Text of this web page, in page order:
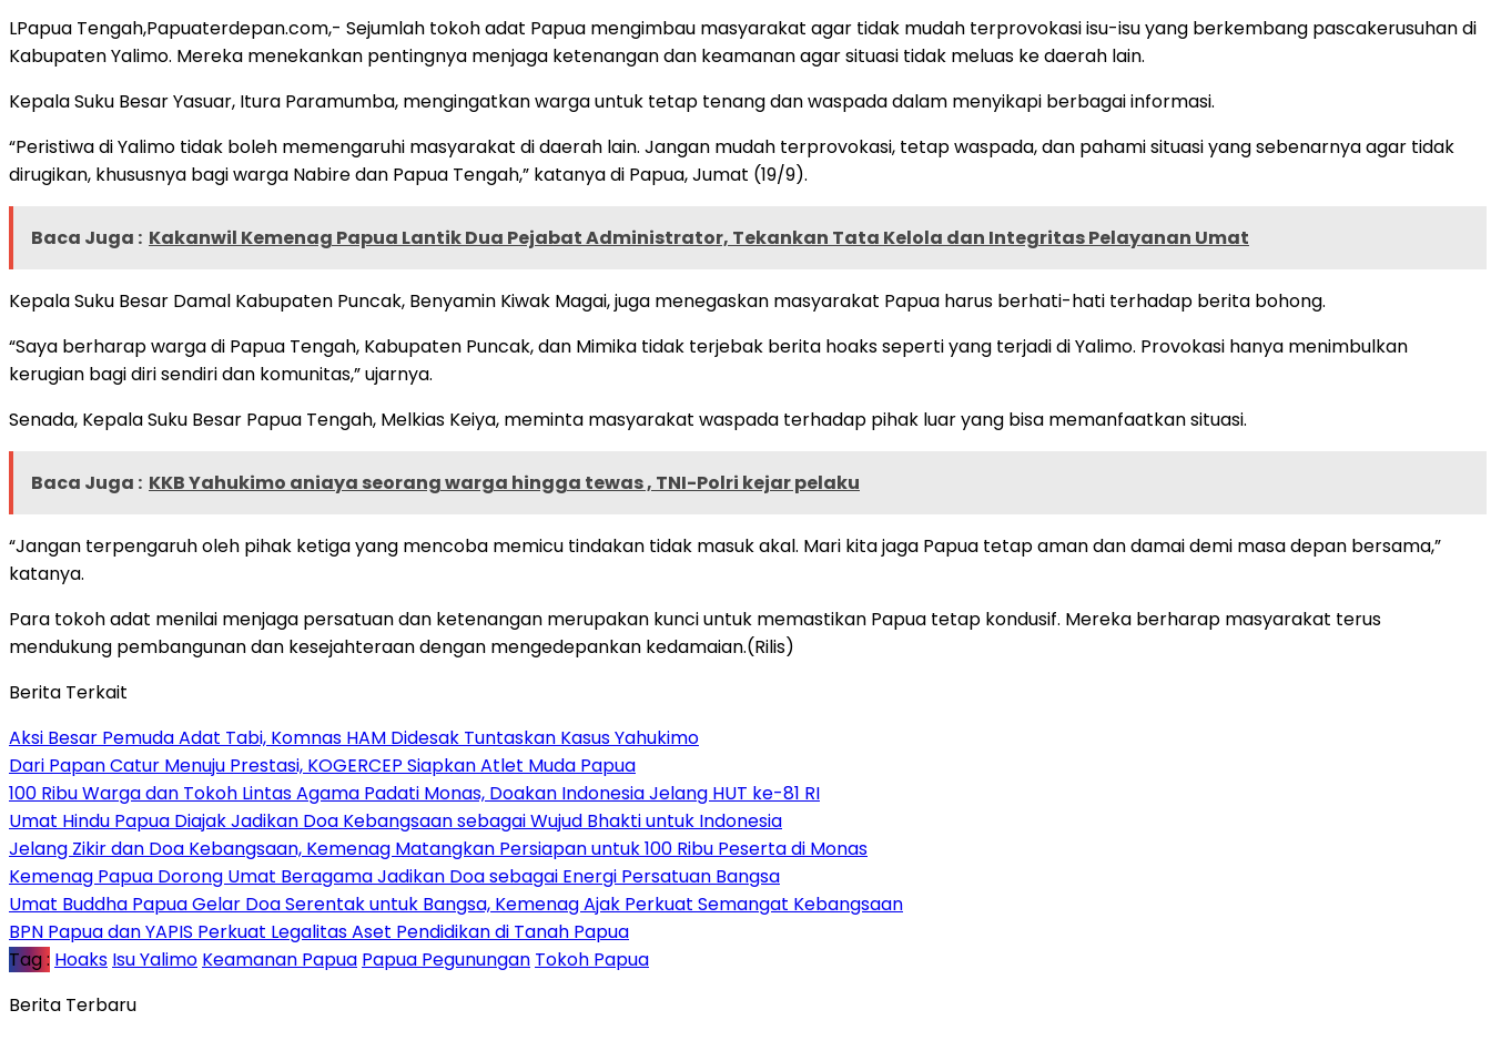
LPapua Tengah,Papuaterdepan.com,- Sejumlah tokoh adat Papua mengimbau masyarakat agar tidak mudah terprovokasi isu-isu yang berkembang pascakerusuhan di
Kabupaten Yalimo. Mereka menekankan pentingnya menjaga ketenangan dan keamanan agar situasi tidak meluas ke daerah lain.
Kepala Suku Besar Yasuar, Itura Paramumba, mengingatkan warga untuk tetap tenang dan waspada dalam menyikapi berbagai informasi.
“Peristiwa di Yalimo tidak boleh memengaruhi masyarakat di daerah lain. Jangan mudah terprovokasi, tetap waspada, dan pahami situasi yang sebenarnya agar tidak
dirugikan, khususnya bagi warga Nabire dan Papua Tengah,” katanya di Papua, Jumat (19/9).
Baca Juga : Kakanwil Kemenag Papua Lantik Dua Pejabat Administrator, Tekankan Tata Kelola dan Integritas Pelayanan Umat
Kepala Suku Besar Damal Kabupaten Puncak, Benyamin Kiwak Magai, juga menegaskan masyarakat Papua harus berhati-hati terhadap berita bohong.
“Saya berharap warga di Papua Tengah, Kabupaten Puncak, dan Mimika tidak terjebak berita hoaks seperti yang terjadi di Yalimo. Provokasi hanya menimbulkan
kerugian bagi diri sendiri dan komunitas,” ujarnya.
Senada, Kepala Suku Besar Papua Tengah, Melkias Keiya, meminta masyarakat waspada terhadap pihak luar yang bisa memanfaatkan situasi.
Baca Juga : KKB Yahukimo aniaya seorang warga hingga tewas , TNI-Polri kejar pelaku
“Jangan terpengaruh oleh pihak ketiga yang mencoba memicu tindakan tidak masuk akal. Mari kita jaga Papua tetap aman dan damai demi masa depan bersama,”
katanya.
Para tokoh adat menilai menjaga persatuan dan ketenangan merupakan kunci untuk memastikan Papua tetap kondusif. Mereka berharap masyarakat terus
mendukung pembangunan dan kesejahteraan dengan mengedepankan kedamaian.(Rilis)
Berita Terkait
Aksi Besar Pemuda Adat Tabi, Komnas HAM Didesak Tuntaskan Kasus Yahukimo
Dari Papan Catur Menuju Prestasi, KOGERCEP Siapkan Atlet Muda Papua
100 Ribu Warga dan Tokoh Lintas Agama Padati Monas, Doakan Indonesia Jelang HUT ke-81 RI
Umat Hindu Papua Diajak Jadikan Doa Kebangsaan sebagai Wujud Bhakti untuk Indonesia
Jelang Zikir dan Doa Kebangsaan, Kemenag Matangkan Persiapan untuk 100 Ribu Peserta di Monas
Kemenag Papua Dorong Umat Beragama Jadikan Doa sebagai Energi Persatuan Bangsa
Umat Buddha Papua Gelar Doa Serentak untuk Bangsa, Kemenag Ajak Perkuat Semangat Kebangsaan
BPN Papua dan YAPIS Perkuat Legalitas Aset Pendidikan di Tanah Papua
Tag : Hoaks Isu Yalimo Keamanan Papua Papua Pegunungan Tokoh Papua
Berita Terbaru